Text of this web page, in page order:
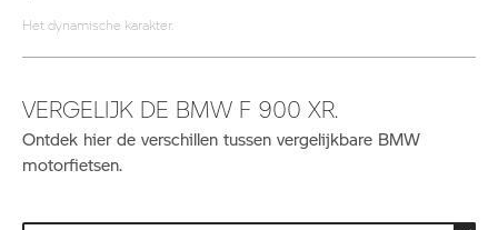
Het dynamische karakter.
VERGELIJK DE BMW F 900 XR.
Ontdek hier de verschillen tussen vergelijkbare BMW
motorfietsen.